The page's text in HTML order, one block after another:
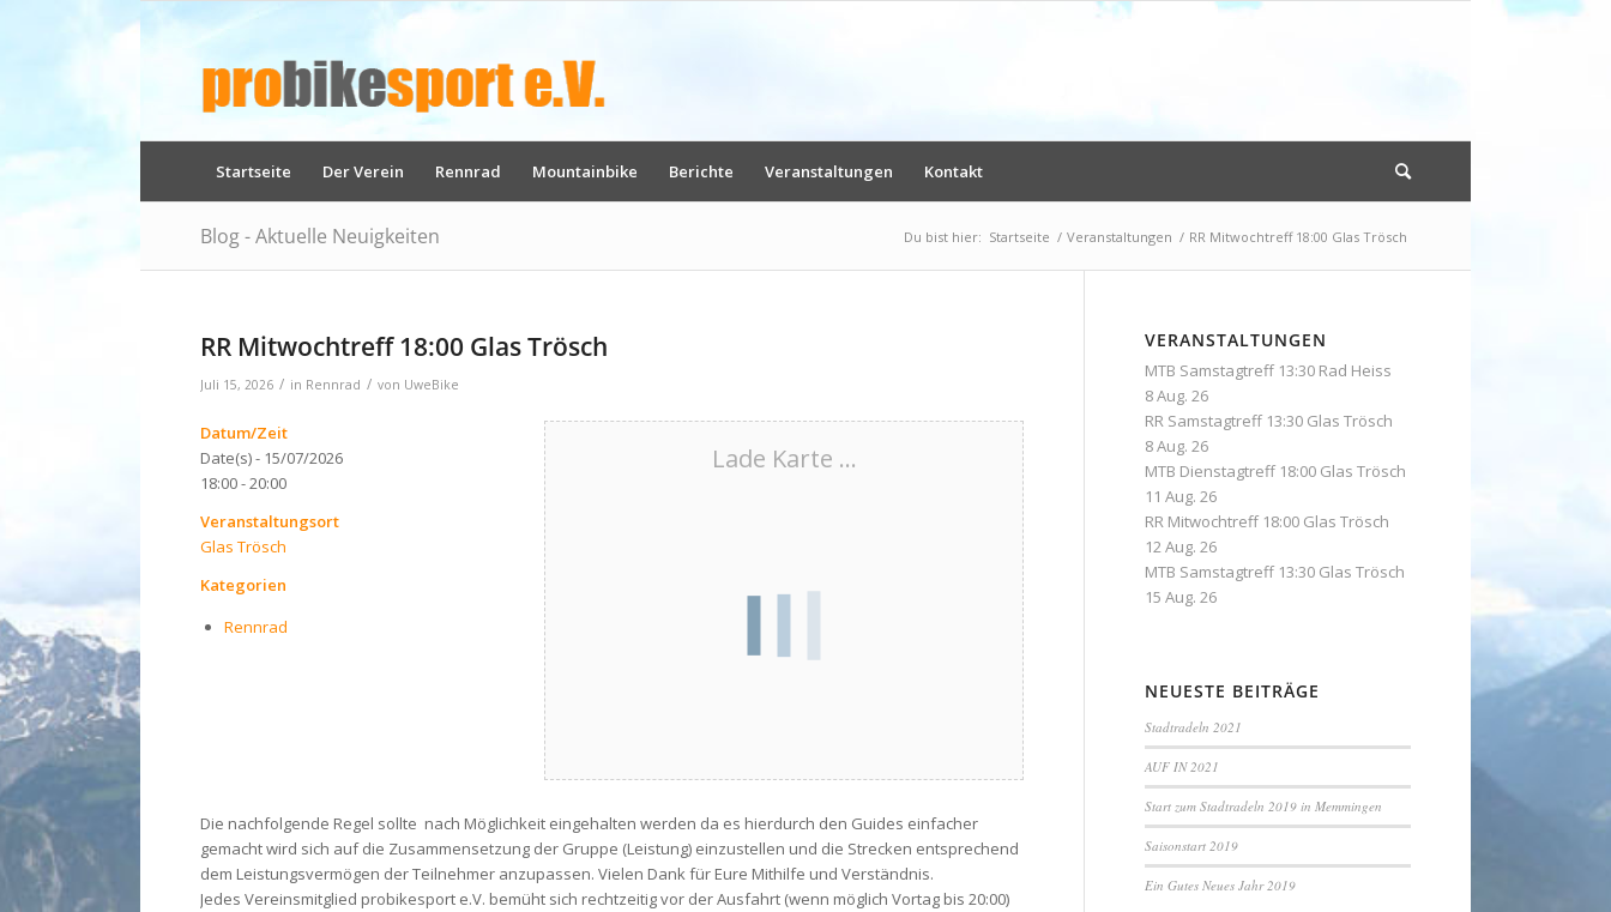
Startseite Der Verein Rennrad Mountainbike Berichte Veranstaltungen Kontakt
Blog - Aktuelle Neuigkeiten Du bist hier: Startseite / Veranstaltungen / RR Mitwochtreff 18:00 Glas Trösch
RR Mitwochtreff 18:00 Glas Trösch
Juli 15, 2026 / in Rennrad / von UweBike
Lade Karte ...
Datum/Zeit
Date(s) - 15/07/2026
18:00 - 20:00
Veranstaltungsort
Glas Trösch
Kategorien
Rennrad
Die nachfolgende Regel sollte nach Möglichkeit eingehalten werden da es hierdurch den Guides einfacher
gemacht wird sich auf die Zusammensetzung der Gruppe (Leistung) einzustellen und die Strecken entsprechend
dem Leistungsvermögen der Teilnehmer anzupassen. Vielen Dank für Eure Mithilfe und Verständnis.
Jedes Vereinsmitglied probikesport e.V. bemüht sich rechtzeitig vor der Ausfahrt (wenn möglich Vortag bis 20:00)
VERANSTALTUNGEN
MTB Samstagtreff 13:30 Rad Heiss
8 Aug. 26
RR Samstagtreff 13:30 Glas Trösch
8 Aug. 26
MTB Dienstagtreff 18:00 Glas Trösch
11 Aug. 26
RR Mitwochtreff 18:00 Glas Trösch
12 Aug. 26
MTB Samstagtreff 13:30 Glas Trösch
15 Aug. 26
NEUESTE BEITRÄGE
Stadtradeln 2021
AUF IN 2021
Start zum Stadtradeln 2019 in Memmingen
Saisonstart 2019
Ein Gutes Neues Jahr 2019